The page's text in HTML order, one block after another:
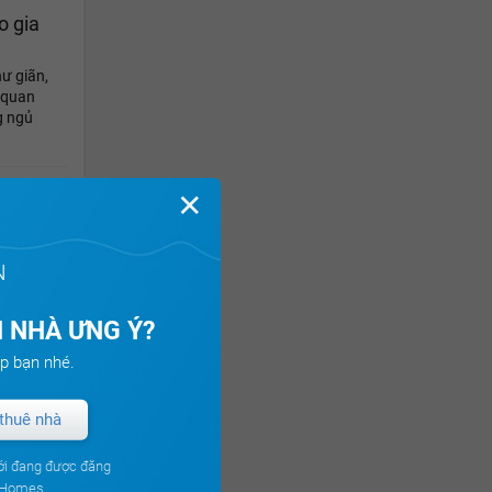
gia
giãn,
ngủ
thế
như
✕
ƯNG Ý?
bạn nhé.
nhà
đang được đăng